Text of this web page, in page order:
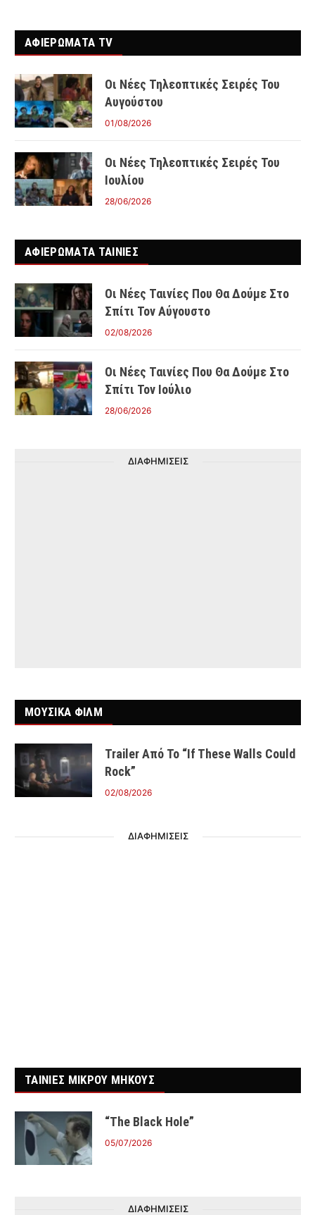
ΑΦΙΕΡΩΜΑΤΑ TV
Οι Νέες Τηλεοπτικές Σειρές Του
Αυγούστου
01/08/2026
Οι Νέες Τηλεοπτικές Σειρές Του
Ιουλίου
28/06/2026
ΑΦΙΕΡΩΜΑΤΑ ΤΑΙΝΊΕΣ
Οι Νέες Ταινίες Που Θα Δούμε Στο
Σπίτι Τον Αύγουστο
02/08/2026
Οι Νέες Ταινίες Που Θα Δούμε Στο
Σπίτι Τον Ιούλιο
28/06/2026
ΔΙΑΦΗΜΙΣΕΙΣ
ΜΟΥΣΙΚΑ ΦΙΛΜ
Trailer Από Το “If These Walls Could
Rock”
02/08/2026
ΔΙΑΦΗΜΙΣΕΙΣ
ΤΑΙΝΙΕΣ ΜΙΚΡΟΥ ΜΗΚΟΥΣ
“The Black Hole”
05/07/2026
ΔΙΑΦΗΜΙΣΕΙΣ